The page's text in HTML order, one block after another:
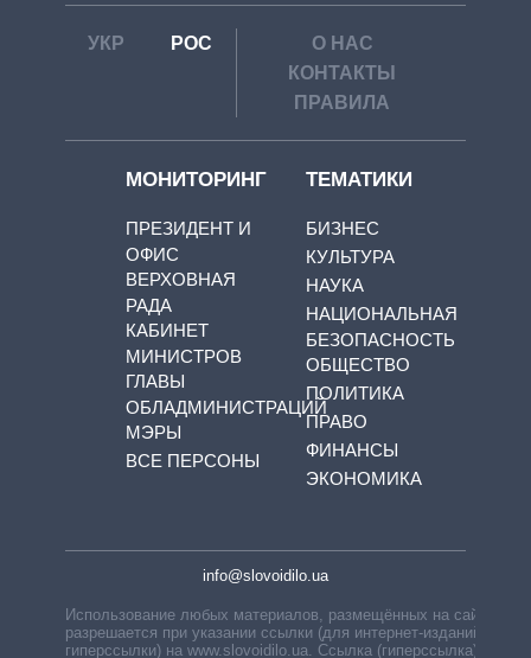
УКР РОС
О НАС
КОНТАКТЫ
ПРАВИЛА
МОНИТОРИНГ
ПРЕЗИДЕНТ И
ОФИС
ВЕРХОВНАЯ
РАДА
КАБИНЕТ
МИНИСТРОВ
ГЛАВЫ
ОБЛАДМИНИСТРАЦИЙ
МЭРЫ
ВСЕ ПЕРСОНЫ
ТЕМАТИКИ
БИЗНЕС
КУЛЬТУРА
НАУКА
НАЦИОНАЛЬНАЯ
БЕЗОПАСНОСТЬ
ОБЩЕСТВО
ПОЛИТИКА
ПРАВО
ФИНАНСЫ
ЭКОНОМИКА
info@slovoidilo.ua
Использование любых материалов, размещённых на сайте,
разрешается при указании ссылки (для интернет-изданий —
гиперссылки) на www.slovoidilo.ua. Ссылка (гиперссылка)